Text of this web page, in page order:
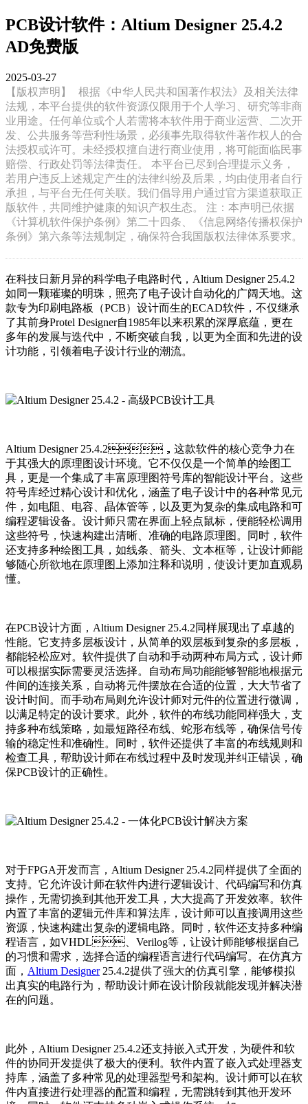
PCB设计软件：Altium Designer 25.4.2
AD免费版
2025-03-27
【版权声明】
根据《中华人民共和国著作权法》及相关法律
法规，本平台提供的软件资源仅限用于个人学习、研究等非商
业用途。任何单位或个人若需将本软件用于商业运营、二次开
发、公共服务等营利性场景，必须事先取得软件著作权人的合
法授权或许可。未经授权擅自进行商业使用，将可能面临民事
赔偿、行政处罚等法律责任。 本平台已尽到合理提示义务，
若用户违反上述规定产生的法律纠纷及后果，均由使用者自行
承担，与平台无任何关联。我们倡导用户通过官方渠道获取正
版软件，共同维护健康的知识产权生态。 注：本声明已依据
《计算机软件保护条例》第二十四条、《信息网络传播权保护
条例》第六条等法规制定，确保符合我国版权法律体系要求。
在科技日新月异的科学电子电路时代，Altium Designer 25.4.2
如同一颗璀璨的明珠，照亮了电子设计自动化的广阔天地。这
款专为印刷电路板（PCB）设计而生的ECAD软件，不仅继承
了其前身Protel Designer自1985年以来积累的深厚底蕴，更在
多年的发展与迭代中，不断突破自我，以更为全面和先进的设
计功能，引领着电子设计行业的潮流。
Altium Designer 25.4.2，这款软件的核心竞争力在
于其强大的原理图设计环境。它不仅仅是一个简单的绘图工
具，更是一个集成了丰富原理图符号库的智能设计平台。这些
符号库经过精心设计和优化，涵盖了电子设计中的各种常见元
件，如电阻、电容、晶体管等，以及更为复杂的集成电路和可
编程逻辑设备。设计师只需在界面上轻点鼠标，便能轻松调用
这些符号，快速构建出清晰、准确的电路原理图。同时，软件
还支持多种绘图工具，如线条、箭头、文本框等，让设计师能
够随心所欲地在原理图上添加注释和说明，使设计更加直观易
懂。
在PCB设计方面，Altium Designer 25.4.2同样展现出了卓越的
性能。它支持多层板设计，从简单的双层板到复杂的多层板，
都能轻松应对。软件提供了自动和手动两种布局方式，设计师
可以根据实际需要灵活选择。自动布局功能能够智能地根据元
件间的连接关系，自动将元件摆放在合适的位置，大大节省了
设计时间。而手动布局则允许设计师对元件的位置进行微调，
以满足特定的设计要求。此外，软件的布线功能同样强大，支
持多种布线策略，如最短路径布线、蛇形布线等，确保信号传
输的稳定性和准确性。同时，软件还提供了丰富的布线规则和
检查工具，帮助设计师在布线过程中及时发现并纠正错误，确
保PCB设计的正确性。
对于FPGA开发而言，Altium Designer 25.4.2同样提供了全面的
支持。它允许设计师在软件内进行逻辑设计、代码编写和仿真
操作，无需切换到其他开发工具，大大提高了开发效率。软件
内置了丰富的逻辑元件库和算法库，设计师可以直接调用这些
资源，快速构建出复杂的逻辑电路。同时，软件还支持多种编
程语言，如VHDL、Verilog等，让设计师能够根据自己
的习惯和需求，选择合适的编程语言进行代码编写。在仿真方
面， Altium Designer25.4.2提供了强大的仿真引擎，能够模拟
出真实的电路行为，帮助设计师在设计阶段就能发现并解决潜
在的问题。
此外，Altium Designer 25.4.2还支持嵌入式开发，为硬件和软
件的协同开发提供了极大的便利。软件内置了嵌入式处理器支
持库，涵盖了多种常见的处理器型号和架构。设计师可以在软
件内直接进行处理器的配置和编程，无需跳转到其他开发环